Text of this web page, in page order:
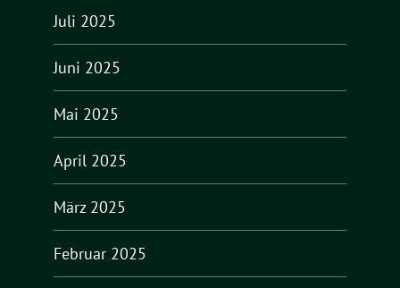
Juli 2025
Juni 2025
Mai 2025
April 2025
März 2025
Februar 2025